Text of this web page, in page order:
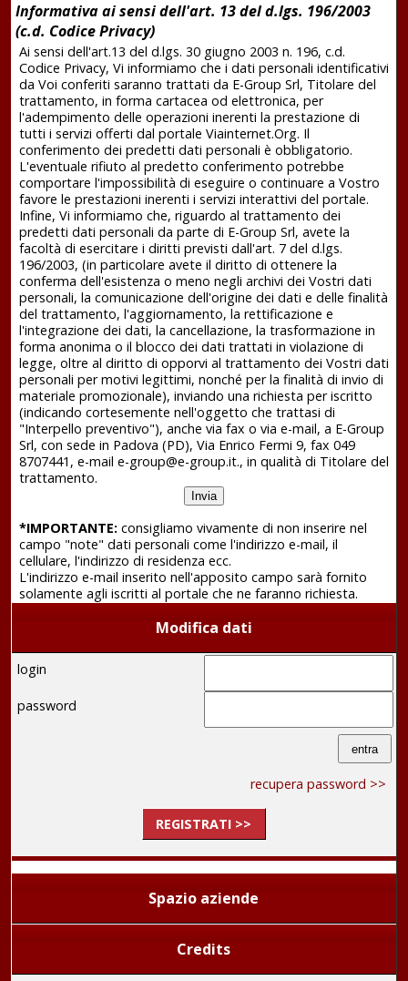
Informativa ai sensi dell'art. 13 del d.lgs. 196/2003
(c.d. Codice Privacy)
Ai sensi dell'art.13 del d.lgs. 30 giugno 2003 n. 196, c.d.
Codice Privacy, Vi informiamo che i dati personali identificativi
da Voi conferiti saranno trattati da E-Group Srl, Titolare del
trattamento, in forma cartacea od elettronica, per
l'adempimento delle operazioni inerenti la prestazione di
tutti i servizi offerti dal portale Viainternet.Org. Il
conferimento dei predetti dati personali è obbligatorio.
L'eventuale rifiuto al predetto conferimento potrebbe
comportare l'impossibilità di eseguire o continuare a Vostro
favore le prestazioni inerenti i servizi interattivi del portale.
Infine, Vi informiamo che, riguardo al trattamento dei
predetti dati personali da parte di E-Group Srl, avete la
facoltà di esercitare i diritti previsti dall'art. 7 del d.lgs.
196/2003, (in particolare avete il diritto di ottenere la
conferma dell'esistenza o meno negli archivi dei Vostri dati
personali, la comunicazione dell'origine dei dati e delle finalità
del trattamento, l'aggiornamento, la rettificazione e
l'integrazione dei dati, la cancellazione, la trasformazione in
forma anonima o il blocco dei dati trattati in violazione di
legge, oltre al diritto di opporvi al trattamento dei Vostri dati
personali per motivi legittimi, nonché per la finalità di invio di
materiale promozionale), inviando una richiesta per iscritto
(indicando cortesemente nell'oggetto che trattasi di
"Interpello preventivo"), anche via fax o via e-mail, a E-Group
Srl, con sede in Padova (PD), Via Enrico Fermi 9, fax 049
8707441, e-mail e-group@e-group.it., in qualità di Titolare del
trattamento.
*IMPORTANTE:consigliamo vivamente di non inserire nel
campo "note" dati personali come l'indirizzo e-mail, il
cellulare, l'indirizzo di residenza ecc.
L'indirizzo e-mail inserito nell'apposito campo sarà fornito
solamente agli iscritti al portale che ne faranno richiesta.
Modifica dati
login
password
recupera password >>
REGISTRATI >>
Spazio aziende
Credits